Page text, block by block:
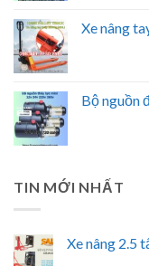
Xe nâng
Bộ nguồn
TIN MỚI NHẤT
Xe nâng 2.5